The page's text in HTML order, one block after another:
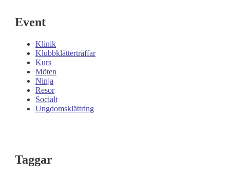
Event
Klinik
Klubbklätterträffar
Kurs
Möten
Ninja
Resor
Socialt
Ungdomsklättring
Taggar